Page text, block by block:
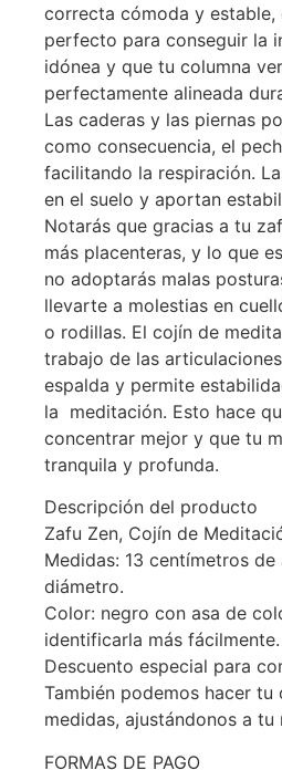
correcta cómoda y estable,
perfecto para conseguir la
idónea y que tu columna
perfectamente alineada
Las caderas y las piernas
como consecuencia, el
facilitando la respiración.
en el suelo y aportan
Notarás que gracias a tu
más placenteras, y lo que
no adoptarás malas
llevarte a molestias en
o rodillas. El cojín de
trabajo de las
espalda y permite
la meditación. Esto hace
concentrar mejor y que tu
tranquila y profunda.
Descripción del producto
Zafu Zen, Cojín de
Medidas: 13 centímetros
diámetro.
Color: negro con asa de
identificarla más fácilmente.
Descuento especial para
También podemos hacer tu
medidas, ajustándonos a tu
FORMAS DE PAGO